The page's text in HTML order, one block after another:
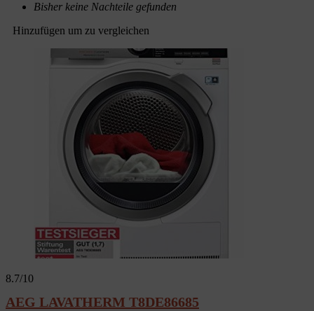
Bisher keine Nachteile gefunden
Hinzufügen um zu vergleichen
8.7/10
AEG LAVATHERM T8DE86685